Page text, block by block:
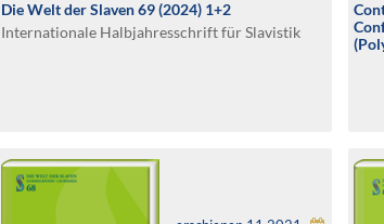
Die Welt der Slaven 69 (2024) 1+2
Internationale Halbjahresschrift für Slavistik